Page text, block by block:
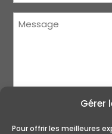
Gérer
Pour offrir les meilleures
Message